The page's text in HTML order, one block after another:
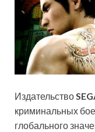
Издательство
криминальных
глобального